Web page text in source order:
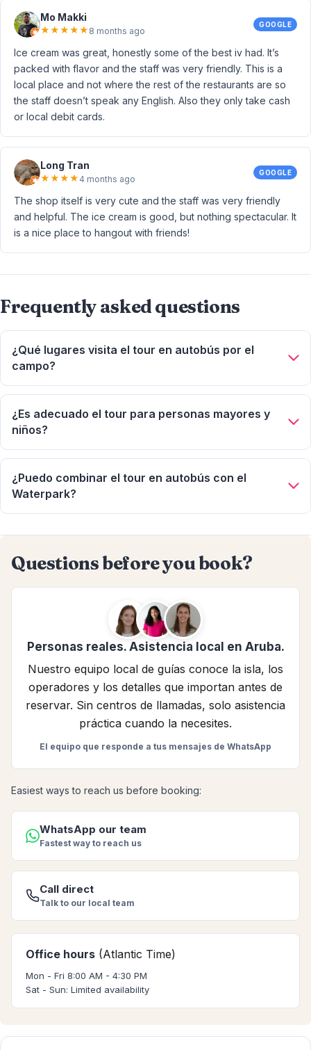
Mo Makki
★★★★★ 8 months ago
GOOGLE
Ice cream was great, honestly some of the best iv had. It’s
packed with flavor and the staff was very friendly. This is a
local place and not where the rest of the restaurants are so
the staff doesn’t speak any English. Also they only take cash
or local debit cards.
Long Tran
★★★★ 4 months ago
GOOGLE
The shop itself is very cute and the staff was very friendly
and helpful. The ice cream is good, but nothing spectacular. It
is a nice place to hangout with friends!
Frequently asked questions
¿Qué lugares visita el tour en autobús por el
campo?
Formación Rocosa Casibari, la Fábrica de Aloe, la Capilla Alto
Vista y las ruinas de la Mina de Oro Bushiribana. Corrección:
una versión anterior mencionaba erróneamente California
¿Es adecuado el tour para personas mayores y
niños?
Sí, es un tour relajado en autobús con aire acondicionado,
una opción cómoda para personas mayores y familias.
¿Puedo combinar el tour en autobús con el
Waterpark?
Waterpark' por $85 por persona.
Questions before you book?
Personas reales. Asistencia local en Aruba.
Nuestro equipo local de guías conoce la isla, los
operadores y los detalles que importan antes de
reservar. Sin centros de llamadas, solo asistencia
práctica cuando la necesites.
El equipo que responde a tus mensajes de WhatsApp
Easiest ways to reach us before booking:
WhatsApp our team
Fastest way to reach us
Call direct
Talk to our local team
Office hours (Atlantic Time)
Mon - Fri 8:00 AM - 4:30 PM
Sat - Sun: Limited availability